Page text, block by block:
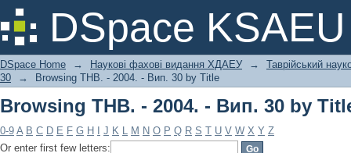
DSpace KSAEU
Browsing ТНВ. - 2004. - Вип. 30 by
DSpace Home → Наукові фахові видання ХДАЕУ →
Таврійський
30
→ Browsing ТНВ. - 2004. - Вип. 30 by Title
Browsing ТНВ. - 2004. - Вип. 30 by
0-9 A B C D E F G H J K L M N O P Q R S T U V W X Y Z
Or enter first few letters: